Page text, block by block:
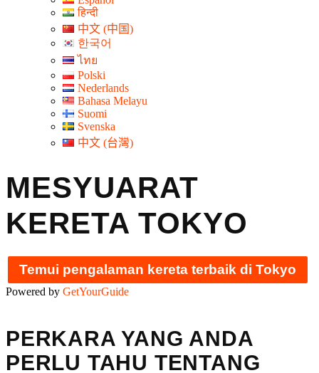
हिन्दी
中文 (中国)
한국어
ไทย
Polski
Nederlands
Bahasa Melayu
Suomi
Svenska
中文 (台灣)
MESYUARAT
KERETA TOKYO
Temui pengalaman kereta terbaik di Tokyo
Powered by GetYourGuide
PERKARA YANG ANDA
PERLU TAHU TENTANG